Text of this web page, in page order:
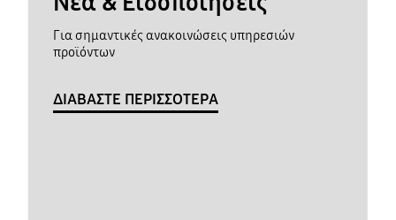
Για σημαντικές ανακοινώσεις υπηρεσιών
προϊόντων
ΔΙΑΒΑΣΤΕ ΠΕΡΙΣΣΟΤΕΡΑ